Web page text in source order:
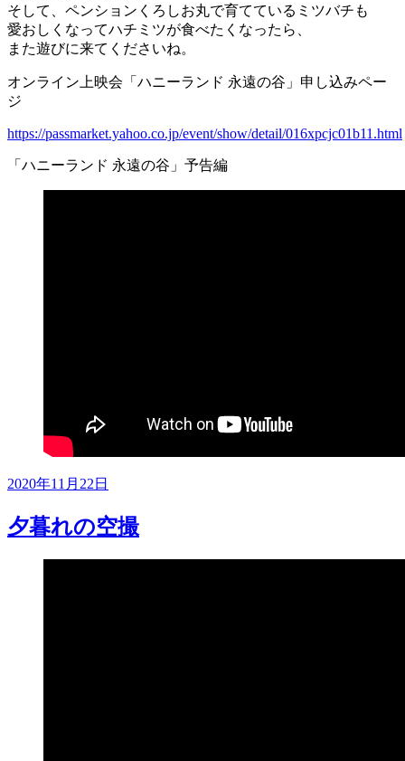
そして、ペンションくろしお丸で育てているミツバチも
愛おしくなってハチミツが食べたくなったら、
また遊びに来てくださいね。
オンライン上映会「ハニーランド 永遠の谷」申し込みペー
ジ
https://passmarket.yahoo.co.jp/event/show/detail/016xpcjc01b11.html
「ハニーランド 永遠の谷」予告編
投
日:
2020年11月22日
夕暮れの空撮